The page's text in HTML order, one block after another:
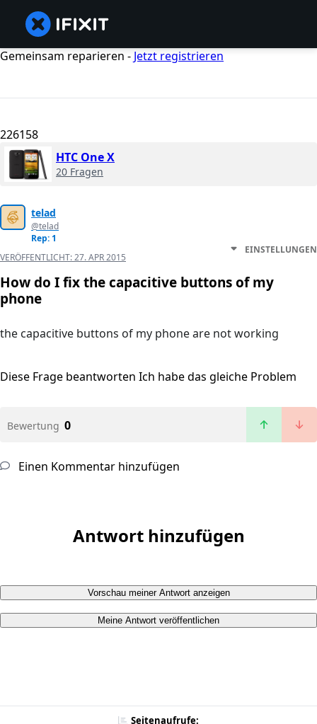
Gemeinsam reparieren - Jetzt registrieren
226158
HTC One X
20 Fragen
telad
@telad
Rep: 1
VERÖFFENTLICHT:27. APR 2015
EINSTELLUNGEN
How do I fix the capacitive buttons of my
phone
the capacitive buttons of my phone are not working
Diese Frage beantworten Ich habe das gleiche Problem
Bewertung 0
Einen Kommentar hinzufügen
Antwort hinzufügen
Vorschau meiner Antwort anzeigen
Meine Antwort veröffentlichen
Seitenaufrufe: